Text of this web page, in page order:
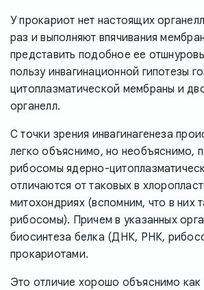
У прокариот нет настоящих
раз и выполняют впячивания
представить подобное ее
пользу инвагинационной гипотезы
цитоплазматической мембраны и
органелл.
С точки зрения инвагинагенеза
легко объяснимо, но необъяснимо,
рибосомы ядерно-
отличаются от таковых в
митохондриях (вспомним, что в них
рибосомы). Причем в указанных
биосинтеза белка (ДНК, РНК,
прокариотами.
Это отличие хорошо объяснимо как